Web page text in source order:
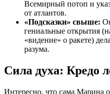
Всемирный потоп и
от атлантов.
«Подсказки» свыше:
гениальные открытия
«видение» о ракете)
разума.
Сила духа: Кредо
Интересно, что сама Марина